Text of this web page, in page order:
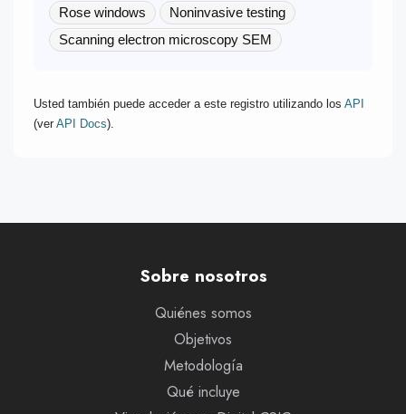
Rose windows
Noninvasive testing
Scanning electron microscopy SEM
Usted también puede acceder a este registro utilizando los API
(ver API Docs).
Sobre nosotros
Quiénes somos
Objetivos
Metodología
Qué incluye